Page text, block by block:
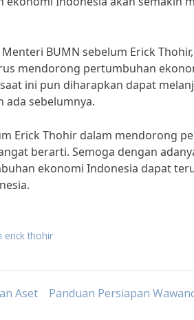
BUMN sebelum Erick
mendorong pertumbuhan
ini pun diharapkan dapat
sebelumnya.
Erick Thohir dalam mendorong
berarti. Semoga dengan
ekonomi Indonesia dapat
erick thohir
Aset
Panduan Persiapan